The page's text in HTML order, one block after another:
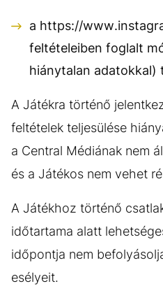
a https://
feltételeiben foglalt
hiánytalan
A Játékra történő
feltételek teljesülése
a Central Médiának nem
és a Játékos nem vehet
A Játékhoz történő
időtartama alatt
időpontja nem
esélyeit.